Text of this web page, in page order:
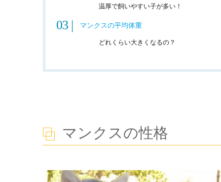
温厚で飼いやすい子が多い！
マンクスの平均体重
どれくらい大きくなるの？
マンクスの性格